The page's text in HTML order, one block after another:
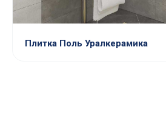
Плитка Поль Уралкерамика